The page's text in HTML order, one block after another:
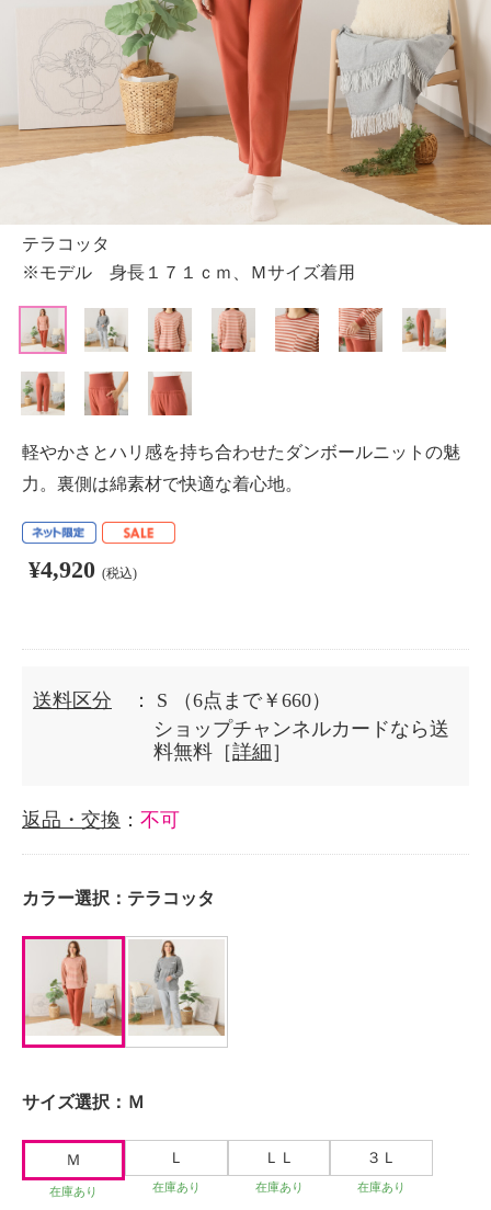
テラコッタ
※モデル 身長１７１ｃｍ、Ｍサイズ着用
軽やかさとハリ感を持ち合わせたダンボールニットの魅
力。裏側は綿素材で快適な着心地。
¥4,920 (税込)
送料区分 ： S
（6点まで￥660）
ショップチャンネルカードなら送
料無料［詳細 ］
返品・交換 ： 不可
カラー選択： テラコッタ
サイズ選択： Ｍ
Ｍ
在庫あり
Ｌ
在庫あり
ＬＬ
在庫あり
３Ｌ
在庫あり